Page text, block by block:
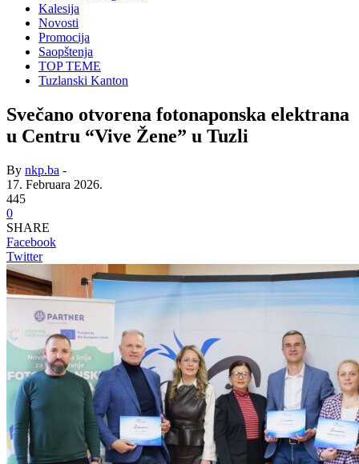
Kalesija
Novosti
Promocija
Saopštenja
TOP TEME
Tuzlanski Kanton
Svečano otvorena fotonaponska elektrana
u Centru “Vive Žene” u Tuzli
By nkp.ba -
17. Februara 2026.
445
0
SHARE
Facebook
Twitter